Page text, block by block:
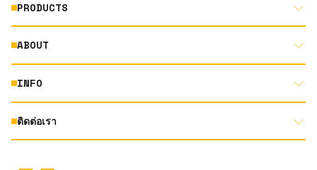
PRODUCTS
MOTORCYCLE
AUTOMOTIVE
ABOUT
ABOUT US
RACING
INFO
DOCUMENT LIBRARY
ติดต่อเรา